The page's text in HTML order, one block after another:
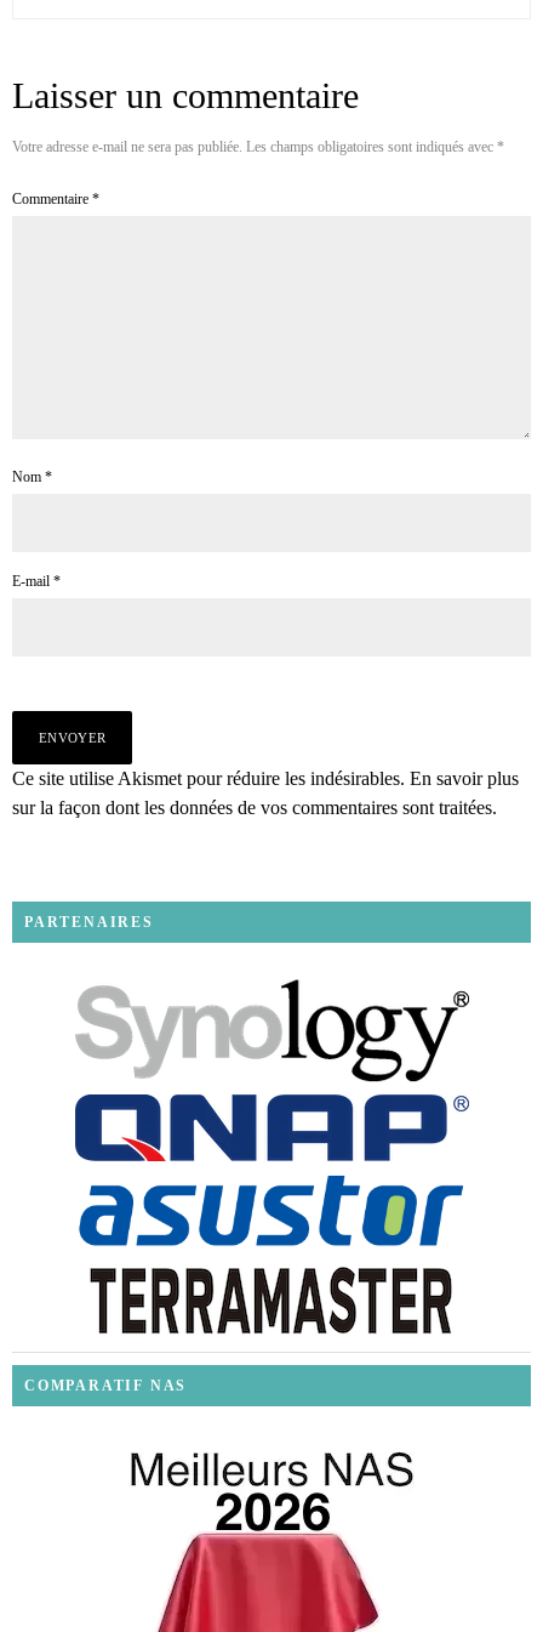
Laisser un commentaire
Votre adresse e-mail ne sera pas publiée. Les champs obligatoires sont indiqués avec *
Commentaire *
Nom *
E-mail *
Ce site utilise Akismet pour réduire les indésirables. En savoir plus
sur la façon dont les données de vos commentaires sont traitées.
PARTENAIRES
COMPARATIF NAS